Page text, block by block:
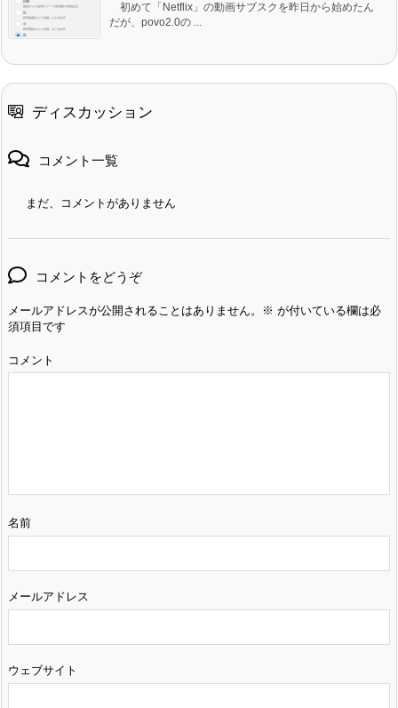
初めて「Netflix」の動画サブスクを昨日から始めたん
だが、povo2.0の ...
ディスカッション
コメント一覧
まだ、コメントがありません
コメントをどうぞ
メールアドレスが公開されることはありません。 ※ が付いている欄は必
須項目です
コメント
名前
メールアドレス
ウェブサイト